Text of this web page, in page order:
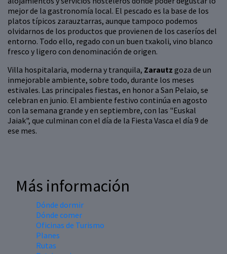
mejor de la gastronomía local. El pescado es la base de los
platos típicos zarauztarras, aunque tampoco podemos
olvidarnos de los productos que provienen de los caseríos del
entorno. Todo ello, regado con un buen txakoli, vino blanco
fresco y ligero con denominación de origen.
Villa hospitalaria, moderna y tranquila, Zarautz goza de un
inmejorable ambiente, sobre todo, durante los meses
estivales. Las principales fiestas, en honor a San Pelaio, se
celebran en junio. El ambiente festivo continúa en agosto
con la semana grande y en septiembre, con las "Euskal
Jaiak", que culminan con el día de la Fiesta Vasca el día 9 de
ese mes.
Más información
Dónde dormir
Dónde comer
Oficinas de Turismo
Planes
Rutas